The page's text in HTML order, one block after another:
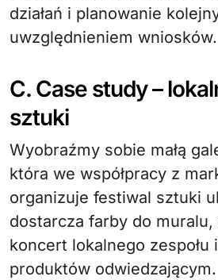
działań i planowanie
uwzględnieniem wniosków.
C. Case study –
sztuki
Wyobraźmy sobie małą
która we współpracy z
organizuje festiwal sztuki
dostarcza farby do
koncert lokalnego zespołu
produktów